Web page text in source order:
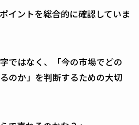
イントを総合的に確認していま
ではなく、「今の市場でどの
のか」を判断するための大切